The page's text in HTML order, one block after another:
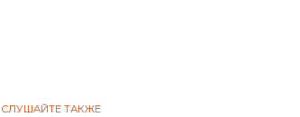
СЛУШАЙТЕ ТАКЖЕ